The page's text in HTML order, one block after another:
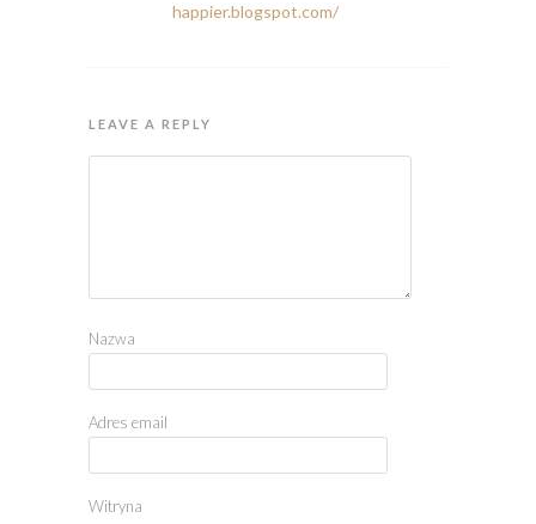
happier.blogspot.com/
LEAVE A REPLY
Nazwa
Adres email
Witryna